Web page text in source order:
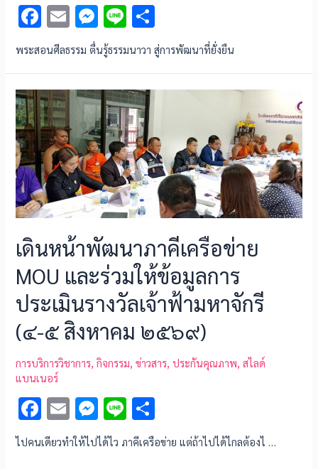
F
ac
e
b
o
o
k
E
ai
l
M
es
se
n
g
er
Li
e
h
ar
e
พระสอนศีลธรรม ตื่นรู้ธรรมนาวา สู่การพัฒนาที่ยั่งยืน
เดินหน้าพัฒนาภาคีเครือข่าย
MOU และร่วมให้ข้อมูลการ
ประเมินรางวัลเจ้าฟ้ามหาจักรี
(๔-๕ สิงหาคม ๒๕๖๙)
การบริการวิชาการ,กิจกรรม,ข่าวสาร,ประกันคุณภาพ,สไลด์
แบนเนอร์
F
ac
e
E
m
ai
M
es
se
Li
n
e
h
ar
ไปคนเดียวทำให้ไปได้ไว ภาคีเครือข่าย แต่ถ้าไปได้ไกลต้องไ …